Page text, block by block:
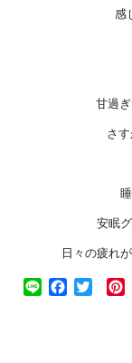
感
甘過
さ
安眠
日々の疲れ
Line Facebook
Twitter